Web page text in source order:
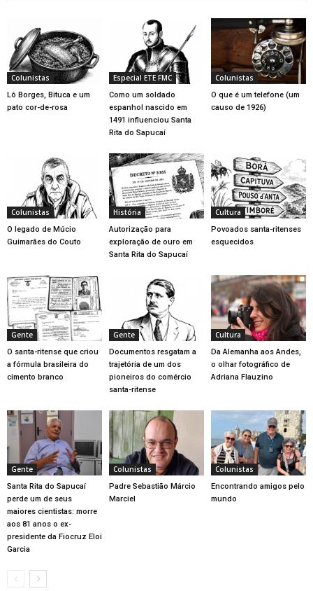
Colunistas
Lô Borges, Bituca e um
pato cor-de-rosa
Especial ETE FMC
Como um soldado
espanhol nascido em
1491 influenciou Santa
Rita do Sapucaí
Colunistas
O que é um telefone (um
causo de 1926)
Colunistas
O legado de Múcio
Guimarães do Couto
História
Autorização para
exploração de ouro em
Santa Rita do Sapucaí
Cultura
Povoados santa-ritenses
esquecidos
Gente
O santa-ritense que criou
a fórmula brasileira do
cimento branco
Gente
Documentos resgatam a
trajetória de um dos
pioneiros do comércio
santa-ritense
Cultura
Da Alemanha aos Andes,
o olhar fotográfico de
Adriana Flauzino
Gente
Santa Rita do Sapucaí
perde um de seus
maiores cientistas: morre
aos 81 anos o ex-
presidente da Fiocruz Eloi
Garcia
Colunistas
Padre Sebastião Márcio
Marciel
Colunistas
Encontrando amigos pelo
mundo